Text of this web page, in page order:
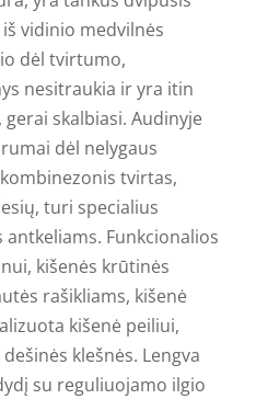
vidinio medvilnės
dėl tvirtumo,
nesitraukia ir yra itin
skalbiasi. Audinyje
dėl nelygaus
tvirtas,
turi specialius
Funkcionalios
kišenės krūtinės
rašikliams, kišenė
kišenė peiliui,
klešnės. Lengva
su reguliuojamo ilgio